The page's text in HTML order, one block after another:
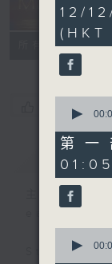
所有集數
您喜歡這
簡介
主持人
Stay
5
hours,
4
59
12/
55
0
第